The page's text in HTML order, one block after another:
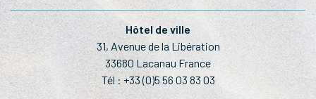
Hôtel de ville
31, Avenue de la Libération
33680 Lacanau France
Tél : +33 (0)5 56 03 83 03